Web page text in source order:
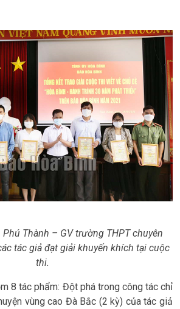
Phú Thành – GV trường THPT chuyên
tác giả đạt giải khuyến khích tại cuộc
thi.
8 tác phẩm: Đột phá trong công tác chỉ
vùng cao Đà Bắc (2 kỳ) của tác giả